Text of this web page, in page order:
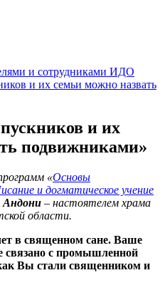
и сотрудниками ИДО
и их семьи можно назвать
и их
подвижниками»
«Основы
и догматическое учение
Андони – настоятелем храма
области.
в священном сане. Ваше
связано с промышленной
Вы стали священником и